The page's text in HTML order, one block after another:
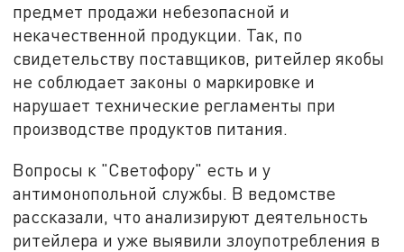
предмет продажи небезопасной и
некачественной продукции. Так, по
свидетельству поставщиков, ритейлер якобы
не соблюдает законы о маркировке и
нарушает технические регламенты при
производстве продуктов питания.
Вопросы к "Светофору" есть и у
антимонопольной службы. В ведомстве
рассказали, что анализируют деятельность
ритейлера и уже выявили злоупотребления в